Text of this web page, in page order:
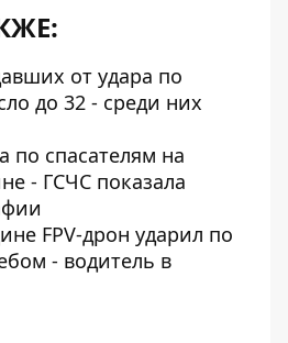
от удара по
до 32 - среди них
по спасателям на
- ГСЧС показала
FPV-дрон ударил по
- водитель в